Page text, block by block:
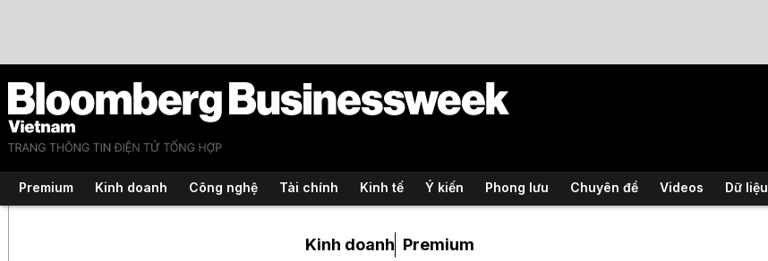
Premium Kinh doanh Công nghệ Tài chính Kinh tế Ý kiến Phong lưu Chuyên đề Videos Dữ liệu
Kinh doanh Premium